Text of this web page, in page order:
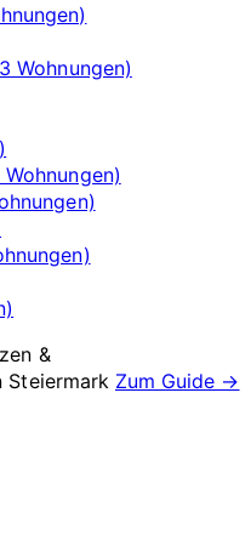
Wohnungen)
&
Steiermark Zum Guide →